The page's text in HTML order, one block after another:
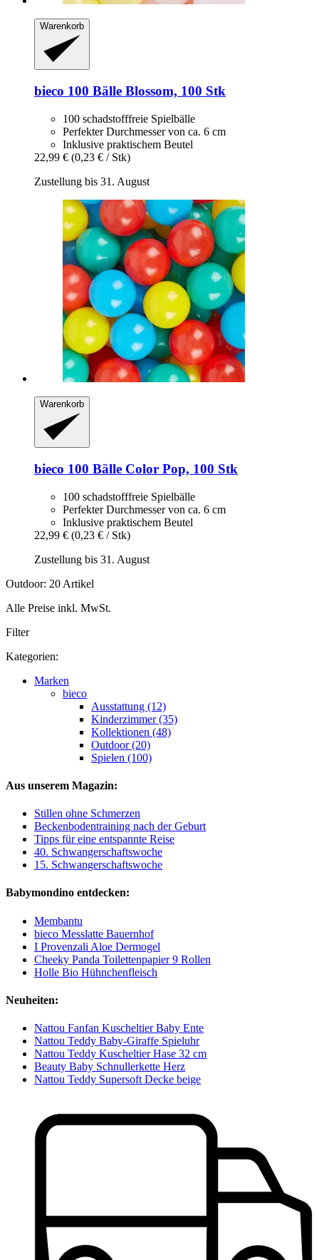
Warenkorb
bieco 100 Bälle Blossom, 100 Stk
100 schadstofffreie Spielbälle
Perfekter Durchmesser von ca. 6 cm
Inklusive praktischem Beutel
22,99 € (0,23 € / Stk)
Zustellung bis 31. August
Warenkorb
bieco 100 Bälle Color Pop, 100 Stk
100 schadstofffreie Spielbälle
Perfekter Durchmesser von ca. 6 cm
Inklusive praktischem Beutel
22,99 € (0,23 € / Stk)
Zustellung bis 31. August
Outdoor: 20 Artikel
Alle Preise inkl. MwSt.
Filter
Kategorien:
Marken
bieco
Ausstattung (12)
Kinderzimmer (35)
Kollektionen (48)
Outdoor (20)
Spielen (100)
Aus unserem Magazin:
Stillen ohne Schmerzen
Beckenbodentraining nach der Geburt
Tipps für eine entspannte Reise
40. Schwangerschaftswoche
15. Schwangerschaftswoche
Babymondino entdecken:
Membantu
bieco Messlatte Bauernhof
I Provenzali Aloe Dermogel
Cheeky Panda Toilettenpapier 9 Rollen
Holle Bio Hühnchenfleisch
Neuheiten:
Nattou Fanfan Kuscheltier Baby Ente
Nattou Teddy Baby-Giraffe Spieluhr
Nattou Teddy Kuscheltier Hase 32 cm
Beauty Baby Schnullerkette Herz
Nattou Teddy Supersoft Decke beige